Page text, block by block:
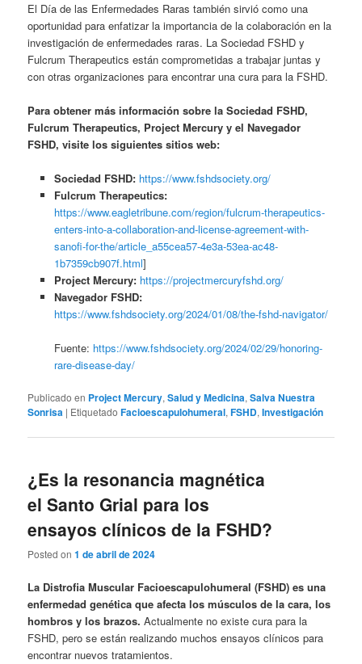
El Día de las Enfermedades Raras también sirvió como una
oportunidad para enfatizar la importancia de la colaboración en la
investigación de enfermedades raras. La Sociedad FSHD y
Fulcrum Therapeutics están comprometidas a trabajar juntas y
con otras organizaciones para encontrar una cura para la FSHD.
Para obtener más información sobre la Sociedad FSHD,
Fulcrum Therapeutics, Project Mercury y el Navegador
FSHD, visite los siguientes sitios web:
Sociedad FSHD: https://www.fshdsociety.org/
Fulcrum Therapeutics:
https://www.eagletribune.com/region/fulcrum-therapeutics-
enters-into-a-collaboration-and-license-agreement-with-
sanofi-for-the/article_a55cea57-4e3a-53ea-ac48-
1b7359cb907f.html]
Project Mercury: https://projectmercuryfshd.org/
Navegador FSHD:
https://www.fshdsociety.org/2024/01/08/the-fshd-navigator/
Fuente: https://www.fshdsociety.org/2024/02/29/honoring-
rare-disease-day/
Publicado en Project Mercury,Salud y Medicina,Salva Nuestra
Sonrisa | Etiquetado Facioescapulohumeral,FSHD,Investigación
¿Es la resonancia magnética
el Santo Grial para los
ensayos clínicos de la FSHD?
Posted on1 de abril de 2024
La Distrofia Muscular Facioescapulohumeral (FSHD) es una
enfermedad genética que afecta los músculos de la cara, los
hombros y los brazos. Actualmente no existe cura para la
FSHD, pero se están realizando muchos ensayos clínicos para
encontrar nuevos tratamientos.